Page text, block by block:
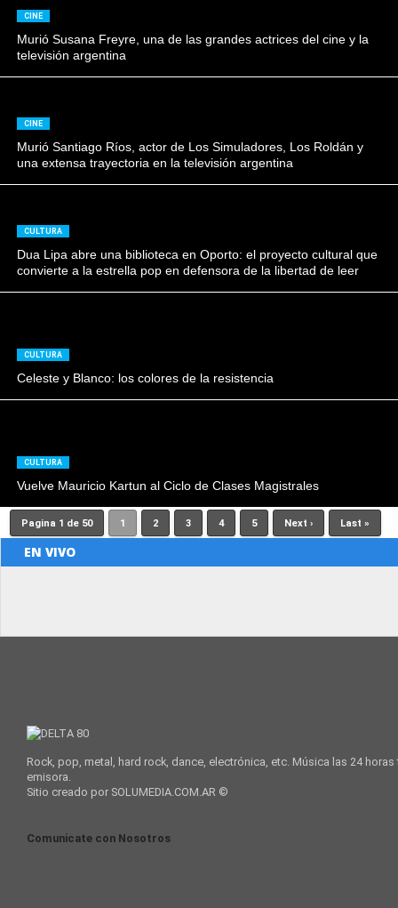
CINE
Murió Susana Freyre, una de las grandes actrices del cine y la
televisión argentina
CINE
Murió Santiago Ríos, actor de Los Simuladores, Los Roldán y
una extensa trayectoria en la televisión argentina
CULTURA
Dua Lipa abre una biblioteca en Oporto: el proyecto cultural que
convierte a la estrella pop en defensora de la libertad de leer
CULTURA
Celeste y Blanco: los colores de la resistencia
CULTURA
Vuelve Mauricio Kartun al Ciclo de Clases Magistrales
Pagina 1 de 50 1 2 3 4 5 Next › Last »
EN VIVO
Rock, pop, metal, hard rock, dance, electrónica, etc. Música las 24
emisora.
Sitio creado por SOLUMEDIA.COM.AR ©
Comunicate con Nosotros